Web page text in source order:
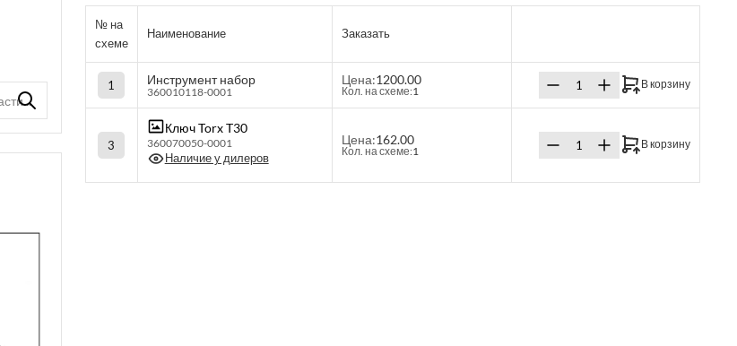
№ на
схеме
Наименование Заказать
1 Инструмент набор
360010118-0001
Цена:1200.00
Кол. на схеме:1
В корзину
3
Ключ Torx T30
360070050-0001
Наличие у дилеров
Цена:162.00
Кол. на схеме:1
В корзину